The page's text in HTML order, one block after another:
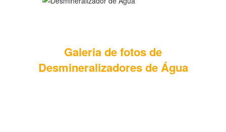
Galeria de fotos de
Desmineralizadores de Água